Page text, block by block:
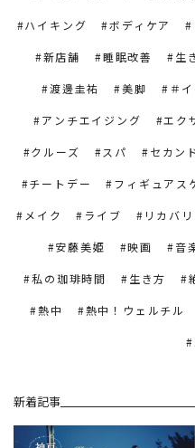
ハイキング ボディケア
新店舗 睡眠改善 生
渡邊圭祐 美脚 ＃
アンチエイジング エク
クルーズ スパ セカン
チートデー フィギュアス
メイク ライブ リカバ
安藤美姫 映画 音
私の珈琲時間 生き方
熱中 熱中！ウェルチル
新着記事